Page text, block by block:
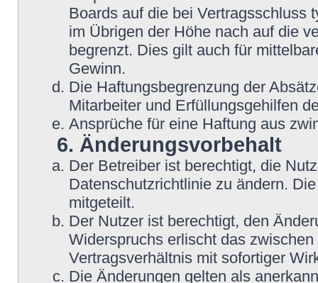
Boards auf die bei Vertragsschluss
im Übrigen der Höhe nach auf die
begrenzt. Dies gilt auch für
Gewinn.
Die Haftungsbegrenzung der
Mitarbeiter und Erfüllungsgehilfen
Ansprüche für eine Haftung aus
6. Änderungsvorbehalt
Der Betreiber ist berechtigt, die
Datenschutzrichtlinie zu ändern.
mitgeteilt.
Der Nutzer ist berechtigt, den
Widerspruchs erlischt das
Vertragsverhältnis mit sofortiger
Die Änderungen gelten als